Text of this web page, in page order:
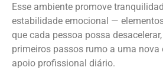
Esse ambiente promove
estabilidade emocional —
que cada pessoa possa
primeiros passos rumo a uma nova
apoio profissional diário.